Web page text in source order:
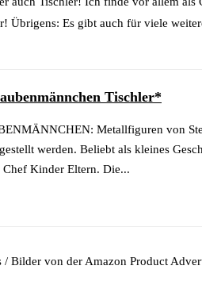
Übrigens: Es gibt auch für viele
Tischler*
Metallfiguren von
werden. Beliebt als kleines
Chef Kinder Eltern. Die...
Bilder von der Amazon Product